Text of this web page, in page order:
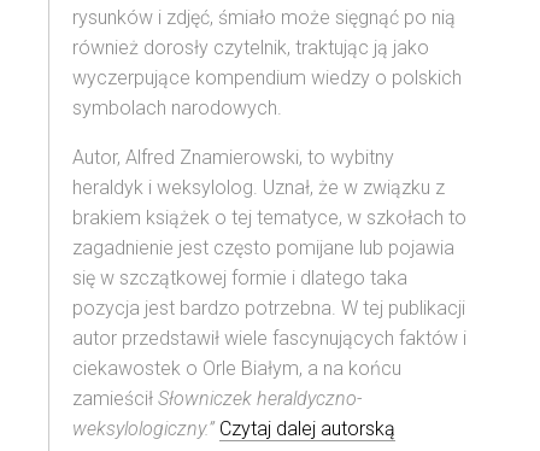
rysunków i zdjęć, śmiało może sięgnąć po nią
również dorosły czytelnik, traktując ją jako
wyczerpujące kompendium wiedzy o polskich
symbolach narodowych.
Autor, Alfred Znamierowski, to wybitny
heraldyk i weksylolog. Uznał, że w związku z
brakiem książek o tej tematyce, w szkołach to
zagadnienie jest często pomijane lub pojawia
się w szczątkowej formie i dlatego taka
pozycja jest bardzo potrzebna. W tej publikacji
autor przedstawił wiele fascynujących faktów i
ciekawostek o Orle Białym, a na końcu
zamieścił Słowniczek heraldyczno-
weksylologiczny.” Czytaj dalej autorską